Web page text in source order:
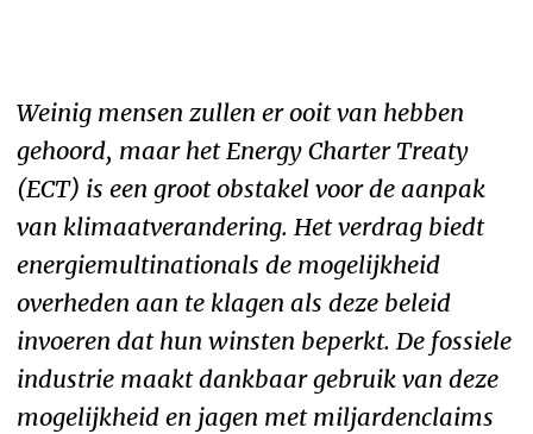
Weinig mensen zullen er ooit van hebben
gehoord, maar het Energy Charter Treaty
(ECT) is een groot obstakel voor de aanpak
van klimaatverandering. Het verdrag biedt
energiemultinationals de mogelijkheid
overheden aan te klagen als deze beleid
invoeren dat hun winsten beperkt. De fossiele
industrie maakt dankbaar gebruik van deze
mogelijkheid en jagen met miljardenclaims